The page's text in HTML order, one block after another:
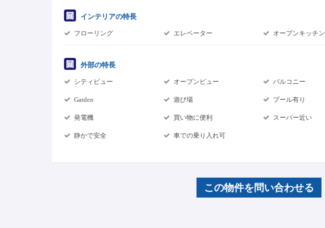
インテリアの特長
フローリング エレベーター オープンキッチン
外部の特長
シティビュー オープンビュー バルコニー
Garden 遊び場 プール有り
発電機 買い物に便利 スーパー近い
静かで安全 車での乗り入れ可
この物件を問い合わせる